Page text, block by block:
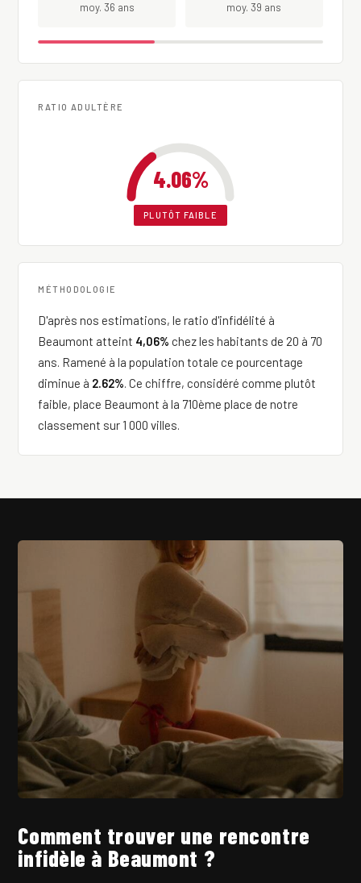
moy. 36 ans
moy. 39 ans
RATIO ADULTÈRE
4.06%
PLUTÔT FAIBLE
MÉTHODOLOGIE
D'après nos estimations, le ratio d'infidélité à
Beaumont atteint 4,06% chez les habitants de 20 à 70
ans. Ramené à la population totale ce pourcentage
diminue à 2.62%. Ce chiffre, considéré comme plutôt
faible, place Beaumont à la 710ème place de notre
classement sur 1 000 villes.
Comment trouver une rencontre
infidèle à Beaumont ?